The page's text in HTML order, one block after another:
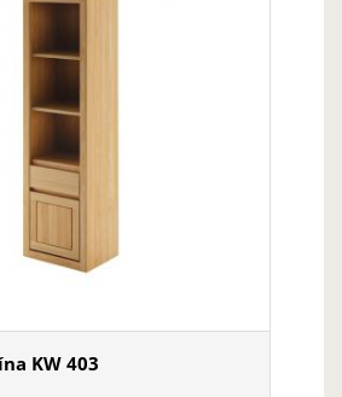
KW 403